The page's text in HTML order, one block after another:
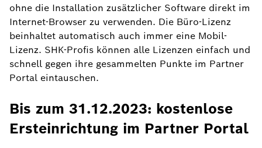
ohne die Installation zusätzlicher Software direkt im
Internet-Browser zu verwenden. Die Büro-Lizenz
beinhaltet automatisch auch immer eine Mobil-
Lizenz. SHK-Profis können alle Lizenzen einfach und
schnell gegen ihre gesammelten Punkte im Partner
Portal eintauschen.
Bis zum 31.12.2023: kostenlose
Ersteinrichtung im Partner Portal